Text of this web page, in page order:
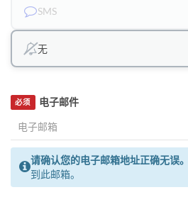
SMS
无
电子邮件
必须
请确认您的电子邮箱地址正确无误。
到此邮箱。